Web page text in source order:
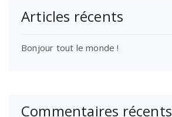
Articles récents
Bonjour tout le monde !
Commentaires récents